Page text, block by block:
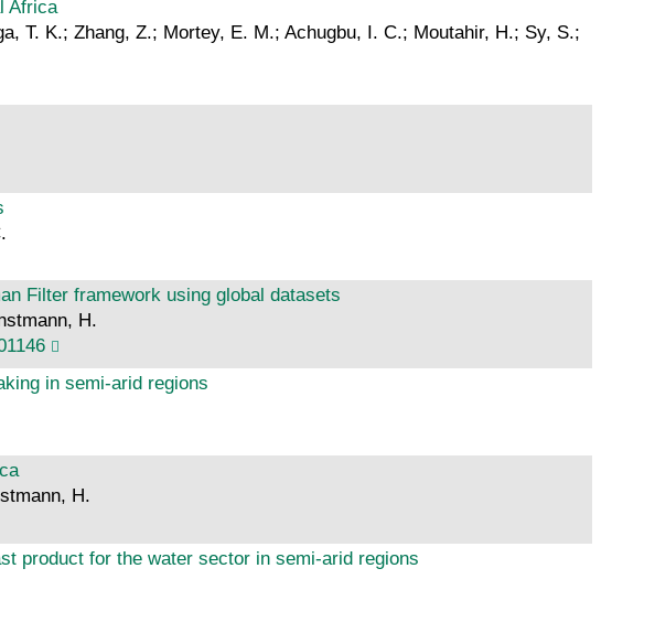
Africa
T. K.; Zhang, Z.; Mortey, E. M.; Achugbu, I. C.; Moutahir, H.; Sy, S.;
Filter framework using global datasets
H.
in semi-arid regions
H.
product for the water sector in semi-arid regions